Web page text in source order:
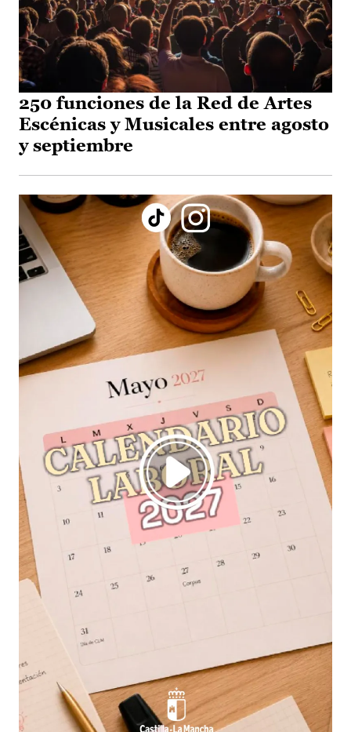
250 funciones de la Red de Artes
Escénicas y Musicales entre agosto
y septiembre